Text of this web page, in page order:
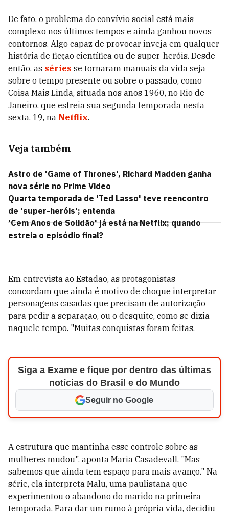
De fato, o problema do convívio social está mais
complexo nos últimos tempos e ainda ganhou novos
contornos. Algo capaz de provocar inveja em qualquer
história de ficção científica ou de super-heróis. Desde
então, as séries se tornaram manuais da vida seja
sobre o tempo presente ou sobre o passado, como
Coisa Mais Linda, situada nos anos 1960, no Rio de
Janeiro, que estreia sua segunda temporada nesta
sexta, 19, na Netflix.
Veja também
Astro de 'Game of Thrones', Richard Madden ganha
nova série no Prime Video
Quarta temporada de 'Ted Lasso' teve reencontro
de 'super-heróis'; entenda
'Cem Anos de Solidão' já está na Netflix; quando
estreia o episódio final?
Em entrevista ao Estadão, as protagonistas
concordam que ainda é motivo de choque interpretar
personagens casadas que precisam de autorização
para pedir a separação, ou o desquite, como se dizia
naquele tempo. "Muitas conquistas foram feitas.
Siga a Exame e fique por dentro das últimas
notícias do Brasil e do Mundo
Seguir no Google
A estrutura que mantinha esse controle sobre as
mulheres mudou", aponta Maria Casadevall. "Mas
sabemos que ainda tem espaço para mais avanço." Na
série, ela interpreta Malu, uma paulistana que
experimentou o abandono do marido na primeira
temporada. Para dar um rumo à própria vida, decidiu